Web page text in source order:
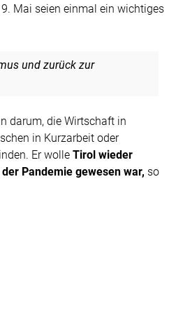
Mai seien einmal ein wichtiges
und zurück zur
darum, die Wirtschaft in
in Kurzarbeit oder
Er wolle Tirol wieder
Pandemie gewesen war, so